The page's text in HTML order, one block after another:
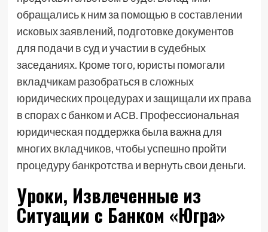
обращались к ним за помощью в составлении
исковых заявлений, подготовке документов
для подачи в суд и участии в судебных
заседаниях. Кроме того, юристы помогали
вкладчикам разобраться в сложных
юридических процедурах и защищали их права
в спорах с банком и АСВ. Профессиональная
юридическая поддержка была важна для
многих вкладчиков, чтобы успешно пройти
процедуру банкротства и вернуть свои деньги.
Уроки, Извлеченные из
Ситуации с Банком «Югра»